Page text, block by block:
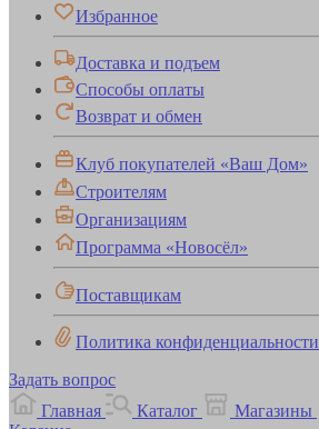
Избранное
Доставка и подъем
Способы оплаты
Возврат и обмен
Клуб покупателей «Ваш Дом»
Строителям
Организациям
Программа «Новосёл»
Поставщикам
Политика конфиденциальности
Задать вопрос
Главная
Каталог Магазины